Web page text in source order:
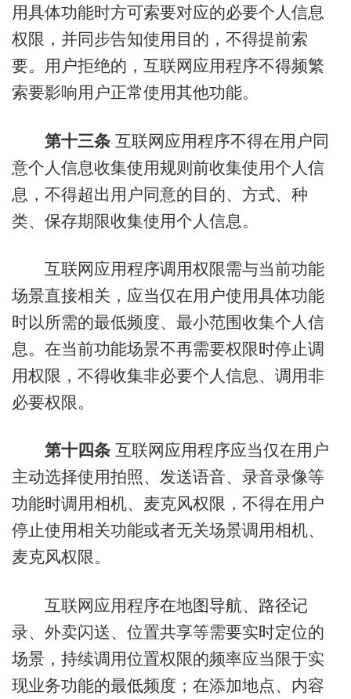
用具体功能时方可索要对应的必要个人信息
权限，并同步告知使用目的，不得提前索
要。用户拒绝的，互联网应用程序不得频繁
索要影响用户正常使用其他功能。
第十三条互联网应用程序不得在用户同
意个人信息收集使用规则前收集使用个人信
息，不得超出用户同意的目的、方式、种
类、保存期限收集使用个人信息。
互联网应用程序调用权限需与当前功能
场景直接相关，应当仅在用户使用具体功能
时以所需的最低频度、最小范围收集个人信
息。在当前功能场景不再需要权限时停止调
用权限，不得收集非必要个人信息、调用非
必要权限。
第十四条互联网应用程序应当仅在用户
主动选择使用拍照、发送语音、录音录像等
功能时调用相机、麦克风权限，不得在用户
停止使用相关功能或者无关场景调用相机、
麦克风权限。
互联网应用程序在地图导航、路径记
录、外卖闪送、位置共享等需要实时定位的
场景，持续调用位置权限的频率应当限于实
现业务功能的最低频度；在添加地点、内容